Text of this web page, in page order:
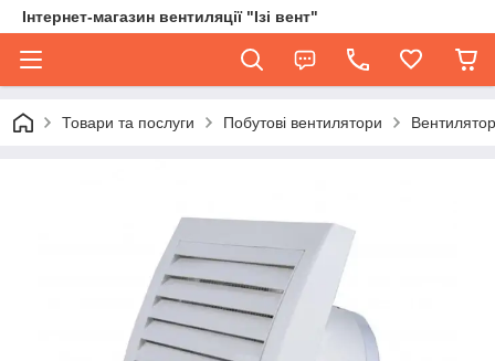
Інтернет-магазин вентиляції "Ізі вент"
Товари та послуги Побутові вентилятори